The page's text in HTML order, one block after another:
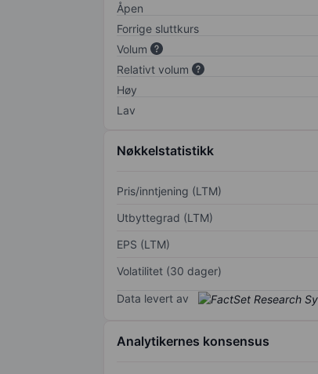
Åpen
Forrige sluttkurs
Volum
Relativt volum
Høy
Lav
Nøkkelstatistikk
Pris/inntjening (LTM)
Utbyttegrad (LTM)
EPS (LTM)
Volatilitet (30 dager)
Data levert av
Analytikernes konsensus